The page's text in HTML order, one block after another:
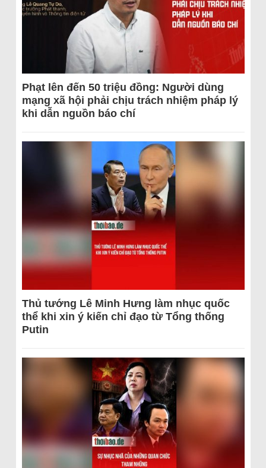
Phạt lên đến 50 triệu đồng: Người dùng
mạng xã hội phải chịu trách nhiệm pháp lý
khi dẫn nguồn báo chí
Thủ tướng Lê Minh Hưng làm nhục quốc
thể khi xin ý kiến chỉ đạo từ Tổng thống
Putin